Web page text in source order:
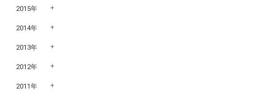
2015年
2014年
2013年
2012年
2011年